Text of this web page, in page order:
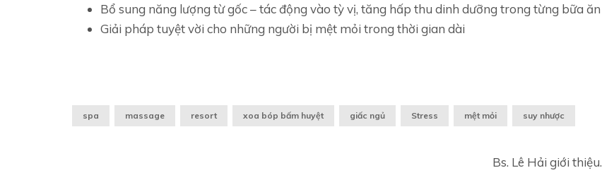
Bổ sung năng lượng từ gốc – tác động vào tỳ vị, tăng hấp thu dinh dưỡng trong từng bữa ăn
Giải pháp tuyệt vời cho những người bị mệt mỏi trong thời gian dài
spa massage resort xoa bóp bấm huyệt giấc ngủ Stress mệt mỏi suy nhược
Bs. Lê Hải giới thiệu.